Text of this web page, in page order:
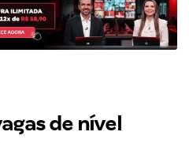
de nível